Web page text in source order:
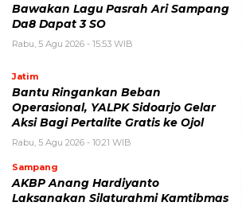
Bawakan Lagu Pasrah Ari Sampang
Da8 Dapat 3 SO
Rabu, 5 Agu 2026 - 15:53 WIB
Jatim
Bantu Ringankan Beban
Operasional, YALPK Sidoarjo Gelar
Aksi Bagi Pertalite Gratis ke Ojol
Rabu, 5 Agu 2026 - 10:21 WIB
Sampang
AKBP Anang Hardiyanto
Laksanakan Silaturahmi Kamtibmas